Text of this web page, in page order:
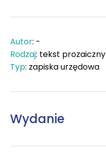
Autor: -
Rodzaj: tekst prozaiczny
Typ: zapiska urzędowa
Wydanie